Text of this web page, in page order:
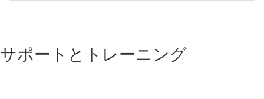
サポートとトレーニング